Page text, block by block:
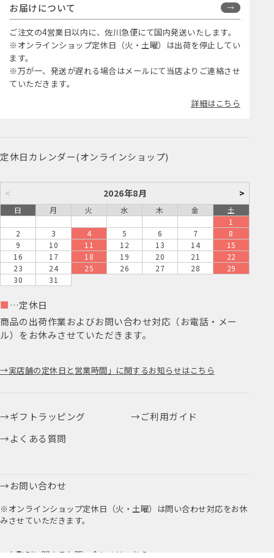
お届けについて
ご注文の4営業日以内に、佐川急便にて国内発送いたします。
※オンラインショップ定休日（火・土曜）は出荷を停止してい
ます。
※万が一、発送が遅れる場合はメールにて当店よりご連絡させ
ていただきます。
詳細はこちら
定休日カレンダー(オンラインショップ)
< 2026年8月 >
日 月 火 水 木 金
土
1
2
3 4 5 6 7
8
9
10 11 12 13 14
15
16
17 18 19 20 21
22
23
24 25 26 27 28
29
30
31
■ …定休日
商品の出荷作業およびお問い合わせ対応（お電話・メー
ル）をお休みさせていただきます。
実店舗の定休日と営業時間」に関するお知らせはこちら
ギフトラッピング
ご利用ガイド
よくある質問
お問い合わせ
※オンラインショップ定休日（火・土曜）は問い合わせ対応をお休
みさせていただきます。
お取引に関するお問い合わせはこちら